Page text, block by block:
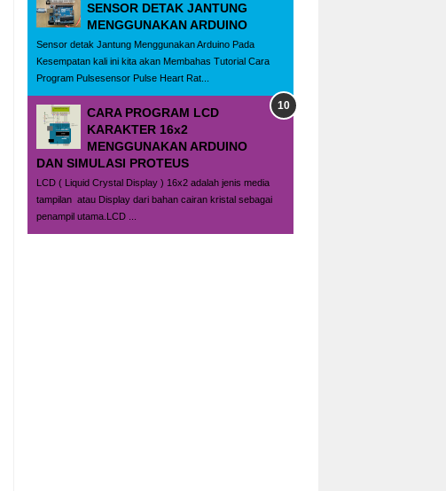
SENSOR DETAK JANTUNG
MENGGUNAKAN ARDUINO
Sensor detak Jantung Menggunakan Arduino Pada
Kesempatan kali ini kita akan Membahas Tutorial Cara
Program Pulsesensor Pulse Heart Rat...
CARA PROGRAM LCD
KARAKTER 16x2
MENGGUNAKAN ARDUINO
DAN SIMULASI PROTEUS
LCD ( Liquid Crystal Display ) 16x2 adalah jenis media
tampilan atau Display dari bahan cairan kristal sebagai
penampil utama.LCD ...